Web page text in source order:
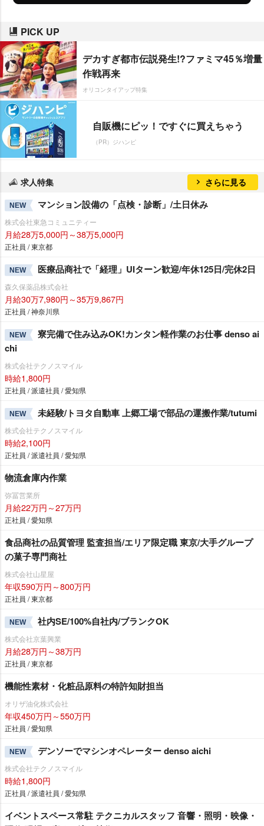
PICK UP
デカすぎ都市伝説発生!?ファミマ45％増量
作戦再来
オリコンタイアップ特集
自販機にピッ！ですぐに買えちゃう
（PR）ジハンピ
求人特集 さらに見る
NEW マンション設備の「点検・診断」/土日休み
株式会社東急コミュニティー
月給28万5,000円～38万5,000円
正社員 / 東京都
NEW 医療品商社で「経理」UIターン歓迎/年休125日/完休2日
森久保薬品株式会社
月給30万7,980円～35万9,867円
正社員 / 神奈川県
NEW
寮完備で住み込みOK!カンタン軽作業のお仕事 denso ai
chi
株式会社テクノスマイル
時給1,800円
正社員 / 派遣社員 / 愛知県
NEW 未経験/トヨタ自動車 上郷工場で部品の運搬作業/tutumi
株式会社テクノスマイル
時給2,100円
正社員 / 派遣社員 / 愛知県
物流倉庫内作業
弥冨営業所
月給22万円～27万円
正社員 / 愛知県
食品商社の品質管理 監査担当/エリア限定職 東京/大手グループ
の菓子専門商社
株式会社山星屋
年収590万円～800万円
正社員 / 東京都
NEW 社内SE/100%自社内/ブランクOK
株式会社京葉興業
月給28万円～38万円
正社員 / 東京都
機能性素材・化粧品原料の特許知財担当
オリザ油化株式会社
年収450万円～550万円
正社員 / 愛知県
NEW デンソーでマシンオペレーター denso aichi
株式会社テクノスマイル
時給1,800円
正社員 / 派遣社員 / 愛知県
イベントスペース常駐 テクニカルスタッフ 音響・照明・映像・